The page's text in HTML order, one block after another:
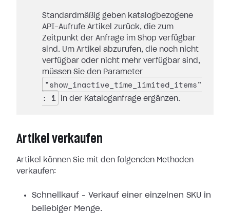
Standardmäßig geben katalogbezogene
API-Aufrufe Artikel zurück, die zum
Zeitpunkt der Anfrage im Shop verfügbar
sind. Um Artikel abzurufen, die noch nicht
verfügbar oder nicht mehr verfügbar sind,
müssen Sie den Parameter
"show_inactive_time_limited_items"
: 1
in der Kataloganfrage ergänzen.
Artikel verkaufen
Artikel können Sie mit den folgenden Methoden
verkaufen:
Schnellkauf – Verkauf einer einzelnen SKU in
beliebiger Menge.